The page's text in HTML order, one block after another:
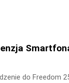
do Freedom